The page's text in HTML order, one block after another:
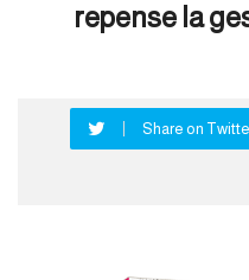
repense la
Share on